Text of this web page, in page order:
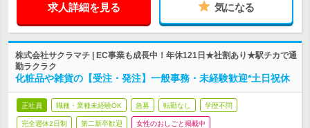
求人詳細を見る 気になる
株式会社サクラマチ | EC事業も成長中！年休121日★社割あり★駅チカで通
勤ラクラク
化粧品や雑貨の【受注・発注】一般事務・未経験歓迎*土日祝休
正社員 職種・業種未経験OK 急募 転勤なし 学歴不問
完全週休2日制 第二新卒歓迎 女性のおしごと掲載中